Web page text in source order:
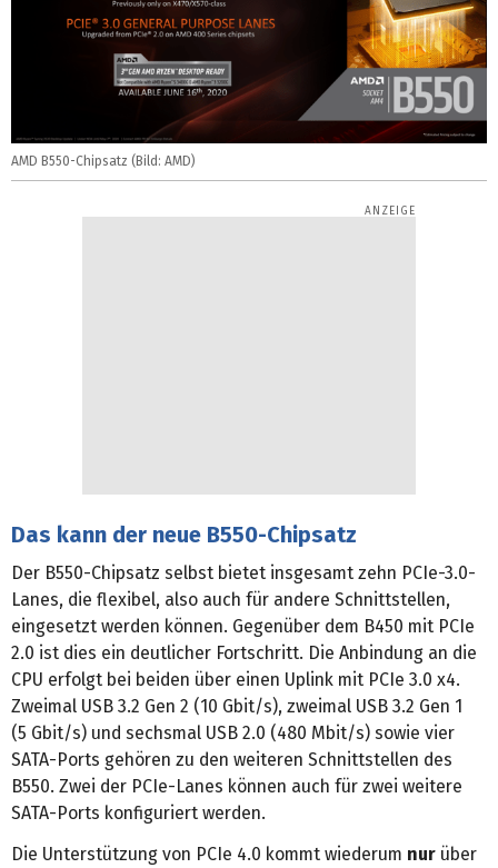
AMD B550-Chipsatz (Bild: AMD)
Das kann der neue B550-Chipsatz
Der B550-Chipsatz selbst bietet insgesamt zehn PCIe-3.0-
Lanes, die flexibel, also auch für andere Schnittstellen,
eingesetzt werden können. Gegenüber dem B450 mit PCIe
2.0 ist dies ein deutlicher Fortschritt. Die Anbindung an die
CPU erfolgt bei beiden über einen Uplink mit PCIe 3.0 x4.
Zweimal USB 3.2 Gen 2 (10 Gbit/s), zweimal USB 3.2 Gen 1
(5 Gbit/s) und sechsmal USB 2.0 (480 Mbit/s) sowie vier
SATA-Ports gehören zu den weiteren Schnittstellen des
B550. Zwei der PCIe-Lanes können auch für zwei weitere
SATA-Ports konfiguriert werden.
Die Unterstützung von PCIe 4.0 kommt wiederum nur über